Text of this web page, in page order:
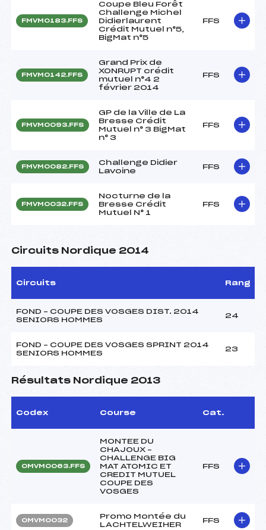
FMVM0183.FFS
Coupe Bleu Forêt
Challenge Michel
Didierlaurent
Crédit Mutuel n°5,
BigMat n°5
FFS
FMVM0142.FFS
Grand Prix de
XONRUPT crédit
mutuel n°4 2
février 2014
FFS
FMVM0093.FFS
GP de la Ville de La
Bresse Crédit
Mutuel n° 3 BigMat
n° 3
FFS
FMVM0082.FFS
Challenge Didier
Lavoine
FFS
FMVM0032.FFS
Nocturne de la
Bresse Crédit
Mutuel N° 1
FFS
Circuits Nordique 2014
Circuits Rang
FOND – COUPE DES VOSGES DIST. 2014
SENIORS HOMMES
24
FOND – COUPE DES VOSGES SPRINT 2014
SENIORS HOMMES
23
Résultats Nordique 2013
Codex Course Cat.
OMVM0063.FFS
MONTEE DU
CHAJOUX –
CHALLENGE BIG
MAT ATOMIC ET
CREDIT MUTUEL
COUPE DES
VOSGES
FFS
OMVM0032
Promo Montée du
LACHTELWEIHER
FFS